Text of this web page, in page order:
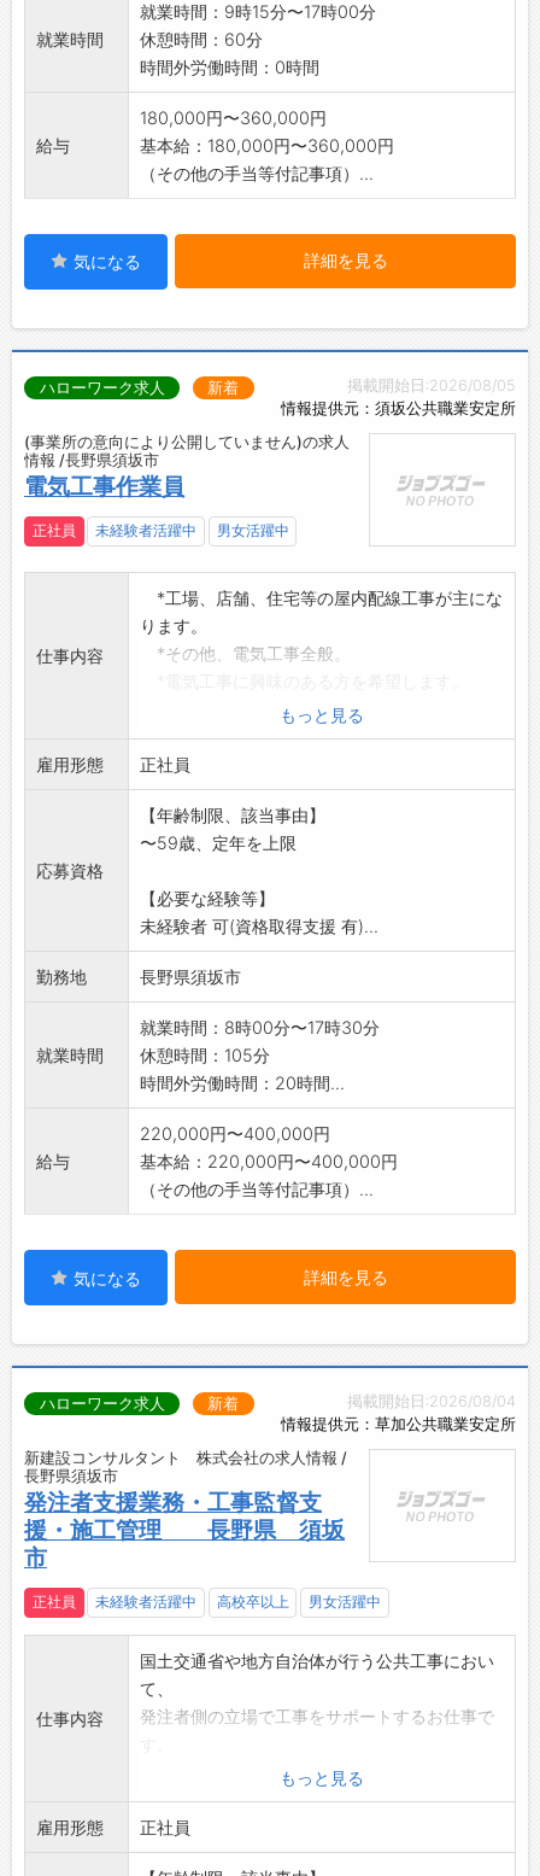
リューションの提供
を行っています。(「健康経営」はNPO法人
健康経営研究会の
登録商標です)
【変更範囲:なし】
就業時間
就業時間：9時15分〜17時00分
休憩時間：60分
時間外労働時間：0時間
給与
180,000円〜360,000円
基本給：180,000円〜360,000円
（その他の手当等付記事項）...
気になる 詳細を見る
掲載開始日:2026/08/05
情報提供元：須坂公共職業安定所
ハローワーク求人 新着
(事業所の意向により公開していません)の求人
情報 /長野県須坂市
電気工事作業員
正社員 未経験者活躍中 男女活躍中
仕事内容
*工場、店舗、住宅等の屋内配線工事が主にな
ります。
*その他、電気工事全般。
*現場へ出向く時は社有車を使用します。
(車種は軽4輪バン・MTです。)
(オートマ免許のみの方は、入社後にはマニュ
アル免許を取得し
ていただける方)
【業務の変更範囲:変更なし】
もっと見る
雇用形態 正社員
応募資格
【年齢制限、該当事由】
〜59歳、定年を上限
【必要な経験等】
未経験者 可(資格取得支援 有)...
勤務地 長野県須坂市
就業時間
就業時間：8時00分〜17時30分
休憩時間：105分
時間外労働時間：20時間...
給与
220,000円〜400,000円
基本給：220,000円〜400,000円
（その他の手当等付記事項）...
気になる 詳細を見る
掲載開始日:2026/08/04
情報提供元：草加公共職業安定所
ハローワーク求人 新着
新建設コンサルタント 株式会社の求人情報 /
長野県須坂市
発注者支援業務・工事監督支
援・施工管理 長野県 須坂
市
正社員 未経験者活躍中 高校卒以上 男女活躍中
仕事内容
国土交通省や地方自治体が行う公共工事におい
て、
発注者側の立場で工事をサポートするお仕事で
・工事現場の進捗確認や写真撮影、品質確認の
補助
・施工状況の把握や、必要な報告資料の作成
就業場所は、国土交通省・地方自治体の公共機
もっと見る
雇用形態 正社員